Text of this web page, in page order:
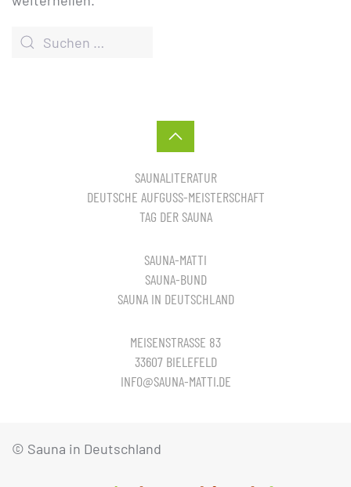
SAUNALITERATUR
DEUTSCHE AUFGUSS-MEISTERSCHAFT
TAG DER SAUNA
SAUNA-MATTI
SAUNA-BUND
SAUNA IN DEUTSCHLAND
MEISENSTRASSE 83
33607 BIELEFELD
INFO@SAUNA-MATTI.DE
© Sauna in Deutschland